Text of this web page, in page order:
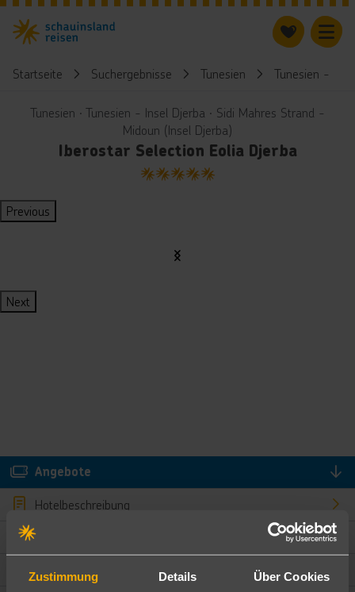
Zustimmung Details Über Cookies
Startseite Suchergebnisse Tunesien Tunesien -
Tunesien ∙ Tunesien - Insel Djerba ∙ Sidi Mahres Strand -
Midoun (Insel Djerba)
Iberostar Selection Eolia Djerba
5
Previous
Next
Angebote
Hotelbeschreibung
Hotelmerkmale
Bewertungen